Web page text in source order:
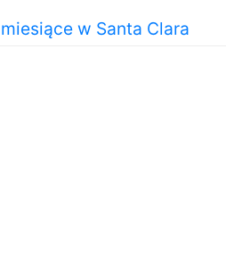
w Santa Clara